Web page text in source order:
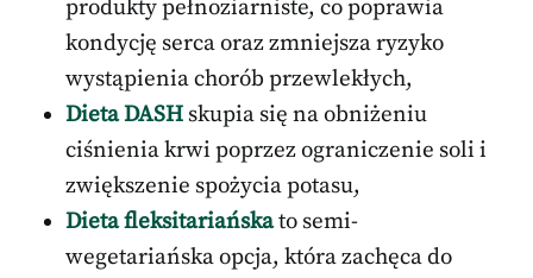
produkty pełnoziarniste, co poprawia
kondycję serca oraz zmniejsza ryzyko
wystąpienia chorób przewlekłych,
Dieta DASH skupia się na obniżeniu
ciśnienia krwi poprzez ograniczenie soli i
zwiększenie spożycia potasu,
Dieta fleksitariańskato semi-
wegetariańska opcja, która zachęca do